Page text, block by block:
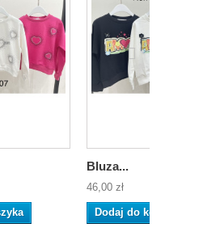
Bluza...
46,00 zł
Dodaj do koszyka